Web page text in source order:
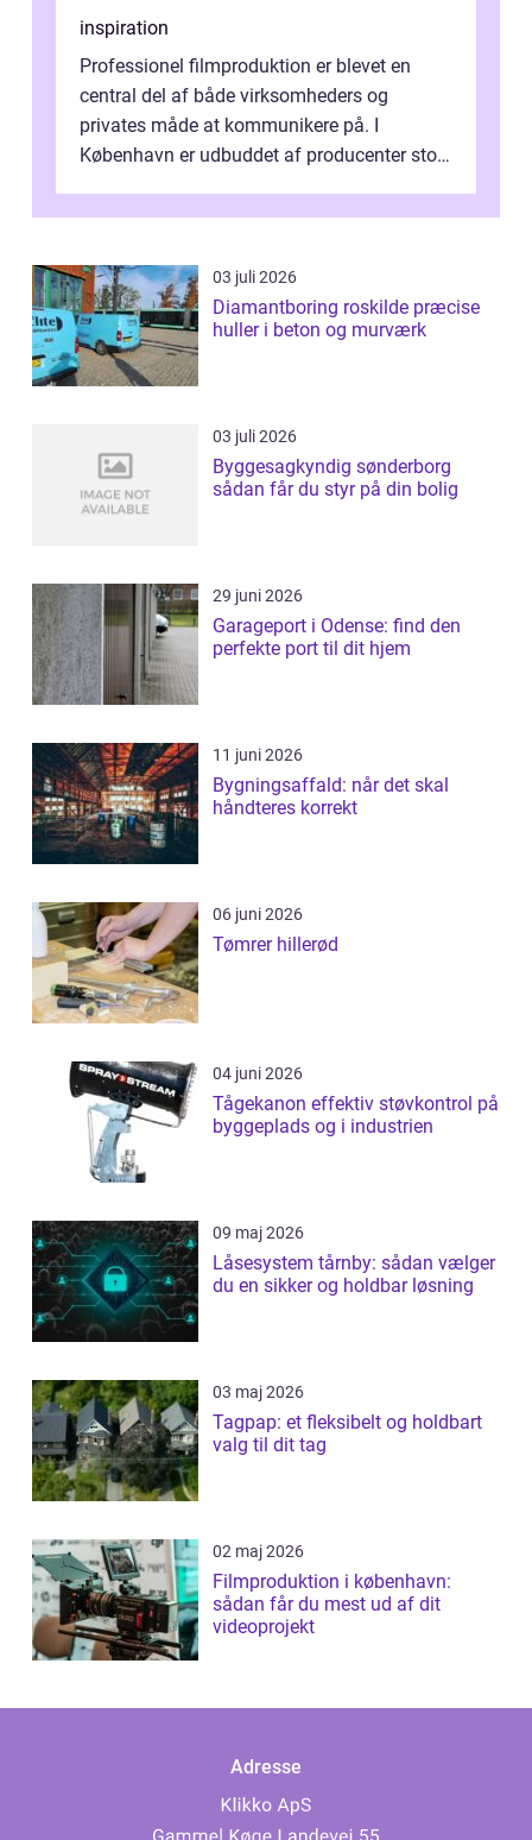
inspiration
Professionel filmproduktion er blevet en
central del af både virksomheders og
privates måde at kommunikere på. I
København er udbuddet af producenter stort,
inti...
03 juli 2026
Diamantboring roskilde præcise
huller i beton og murværk
03 juli 2026
Byggesagkyndig sønderborg
sådan får du styr på din bolig
29 juni 2026
Garageport i Odense: find den
perfekte port til dit hjem
11 juni 2026
Bygningsaffald: når det skal
håndteres korrekt
06 juni 2026
Tømrer hillerød
04 juni 2026
Tågekanon effektiv støvkontrol på
byggeplads og i industrien
09 maj 2026
Låsesystem tårnby: sådan vælger
du en sikker og holdbar løsning
03 maj 2026
Tagpap: et fleksibelt og holdbart
valg til dit tag
02 maj 2026
Filmproduktion i københavn:
sådan får du mest ud af dit
videoprojekt
Adresse